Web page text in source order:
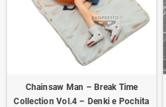
Chainsaw Man – Break Time
Collection Vol.4 – Denki e Pochita